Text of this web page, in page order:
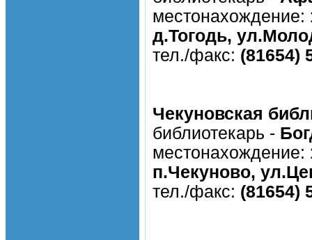
местонахождение:
д.Тогодь,
тел./факс: (81654)
Чекуновская
библиотекарь -
местонахождение:
п.Чекуново,
тел./факс: (81654)